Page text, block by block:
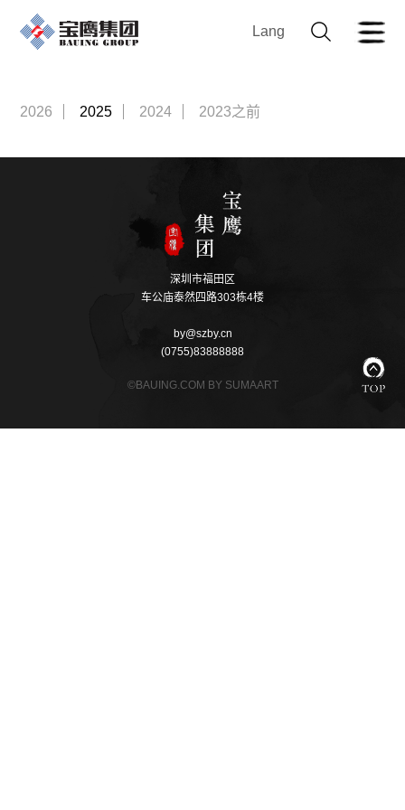
Lang
2026 2025 2024 2023之前
深圳市福田区
车公庙泰然四路303栋4楼
by@szby.cn
(0755)83888888
©BAUING.COM BY SUMAART